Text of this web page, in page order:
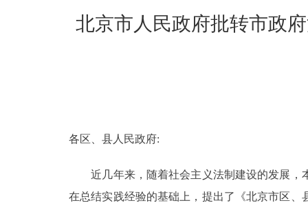
政务服务
北京市人民政府批转市政
各区、县人民政府:
近几年来，随着社会主义法制建设的发展，
在总结实践经验的基础上，提出了《北京市区